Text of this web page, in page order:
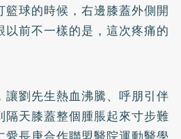
籃球的時候，右邊膝蓋外側開
以前不一樣的是，這次疼痛的
讓劉先生熱血沸騰、呼朋引伴
隔天膝蓋整個腫脹起來寸步難